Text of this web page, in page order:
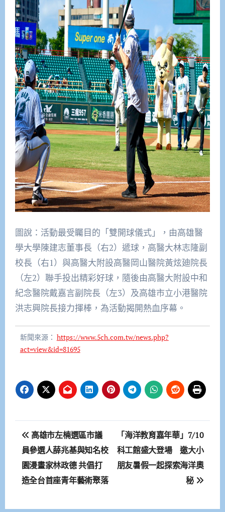
圖說：活動最受矚目的「雙開球儀式」，由高雄醫
學大學陳建志董事長（右2）遞球，高醫大林志隆副
校長（右1）與高醫大附設高醫岡山醫院黃炫廸院長
（左2）聯手投出精彩好球，隨後由高醫大附設中和
紀念醫院戴嘉言副院長（左3）及高雄市立小港醫院
洪志興院長接力揮棒，為活動揭開熱血序幕。
新聞來源： https://www.5ch.com.tw/news.php?
act=view&id=81695
文
章
導
高雄市左楠選區市議
員參選人薛兆基與知名校
園漫畫家林政德 共倡打
造全台首座青年藝術聚落
「海洋教育嘉年華」7/10
科工館盛大登場 邀大小
朋友暑假一起探索海洋奧
秘